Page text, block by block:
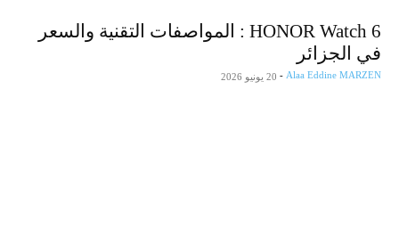
HONOR Watch 6 : المواصفات التقنية والسعر
في الجزائر
Alaa Eddine MARZEN
- 20 يونيو 2026